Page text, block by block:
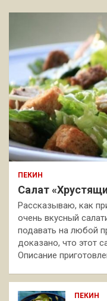
ПЕКИН
Салат
Рассказываю, как
очень вкусный
подавать на любой
доказано, что этот
Описание
ПЕКИН